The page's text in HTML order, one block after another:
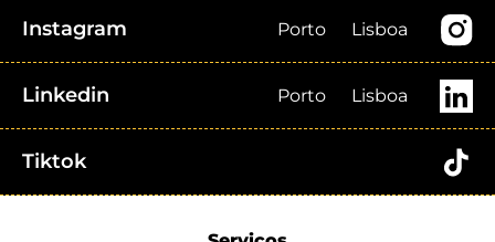
Instagram Porto Lisboa
Linkedin Porto Lisboa
Tiktok